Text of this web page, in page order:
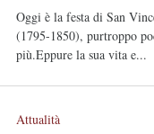
Oggi è la festa di San
(1795-1850), purtroppo
più.Eppure la sua vita e...
Attualità